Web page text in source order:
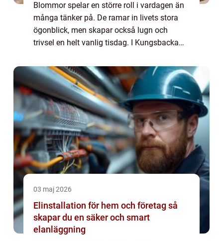
Blommor spelar en större roll i vardagen än
många tänker på. De ramar in livets stora
ögonblick, men skapar också lugn och
trivsel en helt vanlig tisdag. I Kungsbacka
hållbara arrangemang, närproducerat
hantv...
03 maj 2026
Elinstallation för hem och företag så
skapar du en säker och smart
elanläggning